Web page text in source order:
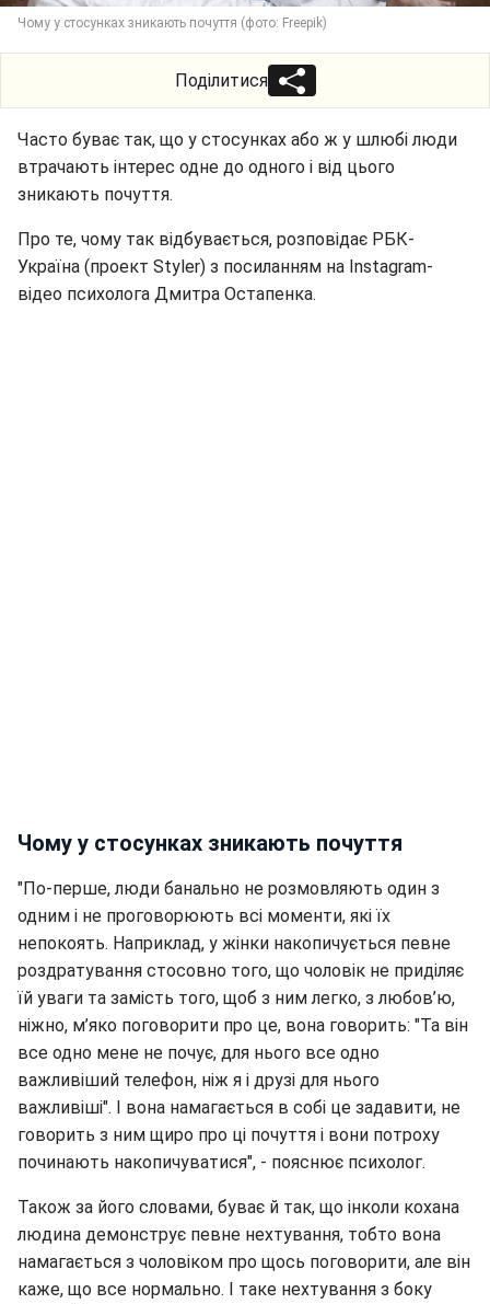
Чому у стосунках зникають почуття (фото: Freepik)
Поділитися
Часто буває так, що у стосунках або ж у шлюбі люди
втрачають інтерес одне до одного і від цього
зникають почуття.
Про те, чому так відбувається, розповідає РБК-
Україна (проект Styler) з посиланням на Instagram-
відео психолога Дмитра Остапенка.
Чому у стосунках зникають почуття
"По-перше, люди банально не розмовляють один з
одним і не проговорюють всі моменти, які їх
непокоять. Наприклад, у жінки накопичується певне
роздратування стосовно того, що чоловік не приділяє
їй уваги та замість того, щоб з ним легко, з любов’ю,
ніжно, м’яко поговорити про це, вона говорить: "Та він
все одно мене не почує, для нього все одно
важливіший телефон, ніж я і друзі для нього
важливіші". І вона намагається в собі це задавити, не
говорить з ним щиро про ці почуття і вони потроху
починають накопичуватися", - пояснює психолог.
Також за його словами, буває й так, що інколи кохана
людина демонструє певне нехтування, тобто вона
намагається з чоловіком про щось поговорити, але він
каже, що все нормально. І таке нехтування з боку